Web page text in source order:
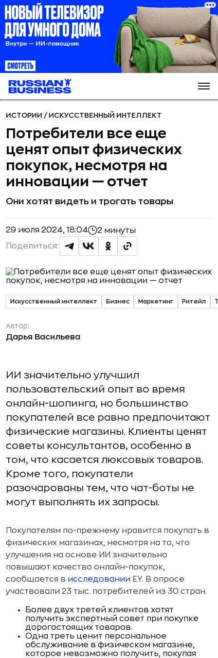
ИСТОРИИ / ИСКУССТВЕННЫЙ ИНТЕЛЛЕКТ
Потребители все еще
ценят опыт физических
покупок, несмотря на
инновации — отчет
Они хотят видеть и трогать товары
29 июля 2024, 18:04 2 минуты
Поделиться:
Искусственный интеллект Бизнес Маркетинг Ритейл
Автор:
Дарья Васильева
ИИ значительно улучшил
пользовательский опыт во время
онлайн-шопинга, но большинство
покупателей все равно предпочитают
физические магазины. Клиенты ценят
советы консультантов, особенно в
том, что касается люксовых товаров.
Кроме того, покупатели
разочарованы тем, что чат-боты не
могут выполнять их запросы.
Покупателям по-прежнему нравится покупать в
физических магазинах, несмотря на то, что
улучшения на основе ИИ значительно
повышают качество онлайн-покупок,
сообщается в исследовании EY. В опросе
участвовали 23 тыс. потребителей из 30 стран.
Более двух третей клиентов хотят
получить экспертный совет при покупке
дорогостоящих товаров.
Одна треть ценит персональное
обслуживание в физическом магазине,
которое невозможно получить, покупая